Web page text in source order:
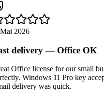
2026
delivery — Office OK
Office license for our small
Windows 11 Pro key
delivery was quick.